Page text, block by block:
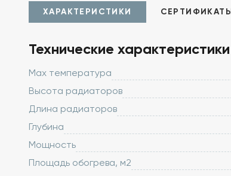
ХАРАКТЕРИСТИКИ СЕРТИФИКАТЫ
Технические характеристики
Max температура
Высота радиаторов
Длина радиаторов
Глубина
Мощность
Площадь обогрева, м2